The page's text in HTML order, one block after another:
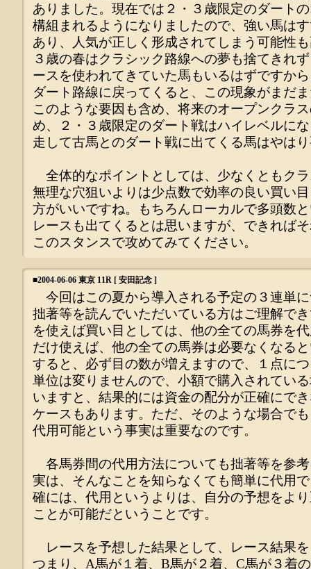
ありました。現在では２・３歳限定のダート
構組まれるようになりましたので、強い馬は
あり、人気が正しく形成されてしまう可能性
３歳の春はクラシック路線への夢も捨てきれ
ースを使われてきていた馬もいるはずですか
ダート路線に戻ってくると、この現象がまだ
このような要因も含め、将来のオープンクラ
め、２・３歳限定のダート戦はハイレベルに
走して古馬とのダート戦に出てくる馬はやは
全体的なポイントとしては、少なくともク
無理な穴狙いよりは少点数で効率の良い買い
方がいいですね。もちろんローカルで多頭数
レースも出てくるとは思いますが、できれば
このスタンスで攻めてみてください。
■2004-06-06 東京 11R [ 安田記念 ]
今回はこの夏から導入される予定の３連単
拙著等を読んでいただいている方はご理解で
を使えば買い目としては、他の全ての馬券を
だけ使えば、他の全ての馬券は必要なくなる
すると、必ず目の数が増えますので、１点に
単位は変りませんので、小額で購入されてい
いますと、結果的には資金の配分が正確にで
ケースもあります。ただ、そのような場合で
代用可能という事実は重要なのです。
各馬券間の代用方法についても拙著等を参
実は、そんなことを知らなくても簡単に代用
確には、代用というよりは、自分の予想をよ
ことが可能だということです。
レースを予想した結果として、レース結果
つまり、A馬が１着、B馬が２着、C馬が３着